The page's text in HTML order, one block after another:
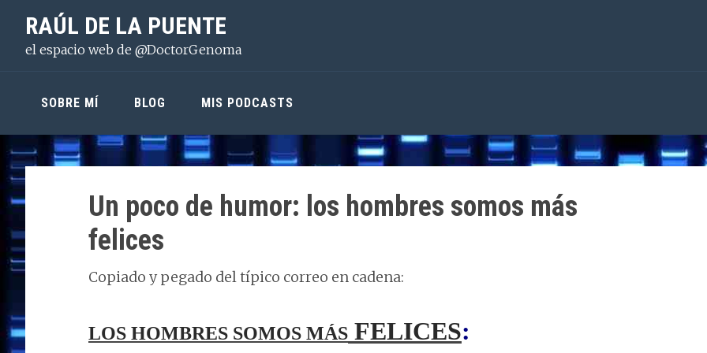
principal
contenido
lateral
RAÚL DE LA PUENTE
el espacio web de @DoctorGenoma
SOBRE MÍ BLOG MIS PODCASTS
Un poco de humor: los hombres somos más
felices
Copiado y pegado del típico correo en cadena:
LOS HOMBRES SOMOS MÁS FELICES: